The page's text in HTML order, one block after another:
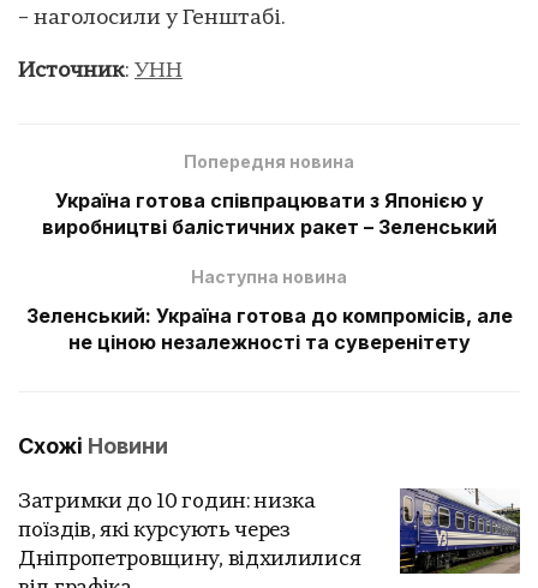
– наголосили у Генштабі.
Источник: УНН
Попередня новина
Україна готова співпрацювати з Японією у
виробництві балістичних ракет – Зеленський
Наступна новина
Зеленський: Україна готова до компромісів, але
не ціною незалежності та суверенітету
Схожі Новини
Затримки до 10 годин: низка
поїздів, які курсують через
Дніпропетровщину, відхилилися